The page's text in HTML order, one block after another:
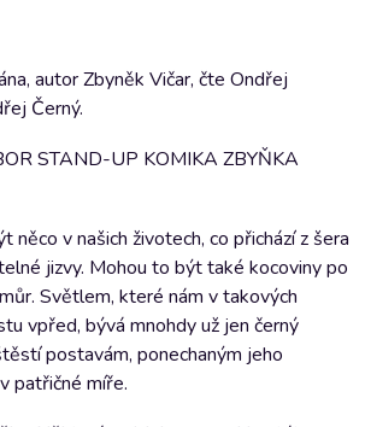
autor Zbyněk Vičar, čte Ondřej
Černý.
STAND-UP KOMIKA ZBYŇKA
něco v našich životech, co přichází z šera
jizvy. Mohou to být také kocoviny po
Světlem, které nám v takových
vpřed, bývá mnohdy už jen černý
postavám, ponechaným jeho
patřičné míře.